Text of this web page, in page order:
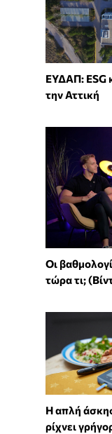
ΕΥΔΑΠ: ESG
την Αττική
Οι
τώρα τι;
Η απλή
ρίχνει